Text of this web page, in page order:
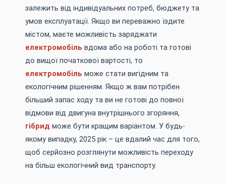
залежить від індивідуальних потреб, бюджету та
умов експлуатації. Якщо ви переважно їздите
містом, маєте можливість заряджати
електромобіль вдома або на роботі та готові
до вищої початкової вартості, то
електромобіль може стати вигідним та
екологічним рішенням. Якщо ж вам потрібен
більший запас ходу та ви не готові до повної
відмови від двигуна внутрішнього згоряння,
гібрид може бути кращим варіантом. У будь-
якому випадку, 2025 рік – це вдалий час для того,
щоб серйозно розглянути можливість переходу
на більш екологічний вид транспорту.